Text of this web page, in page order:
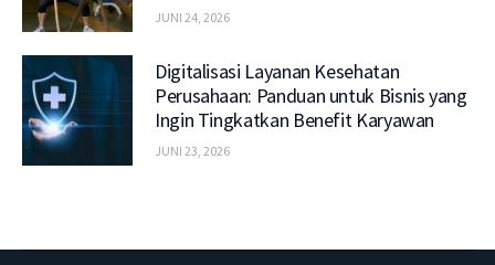
JUNI 24, 2026
Digitalisasi Layanan Kesehatan
Perusahaan: Panduan untuk Bisnis yang
Ingin Tingkatkan Benefit Karyawan
JUNI 23, 2026